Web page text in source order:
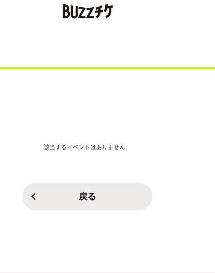
該当するイベントはありません。
戻る